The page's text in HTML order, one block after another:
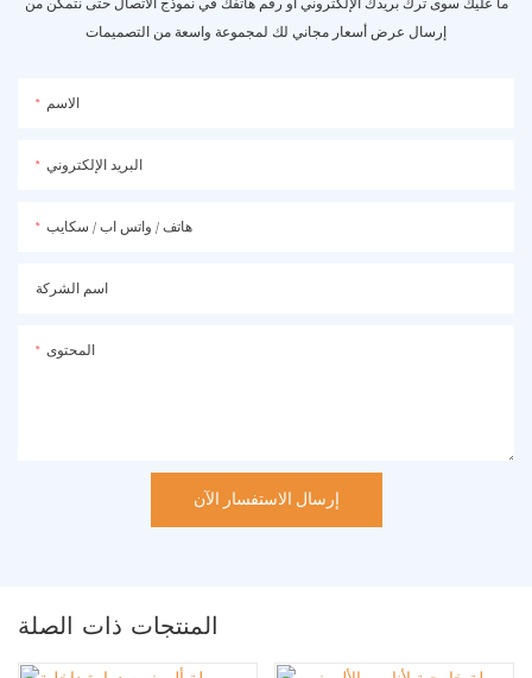
إرسال عرض أسعار مجاني لك لمجموعة واسعة من التصميمات
الاسم
البريد الإلكتروني
هاتف / واتس اب / سكايب
اسم الشركة
المحتوى
إرسال الاستفسار الآن
المنتجات ذات الصلة